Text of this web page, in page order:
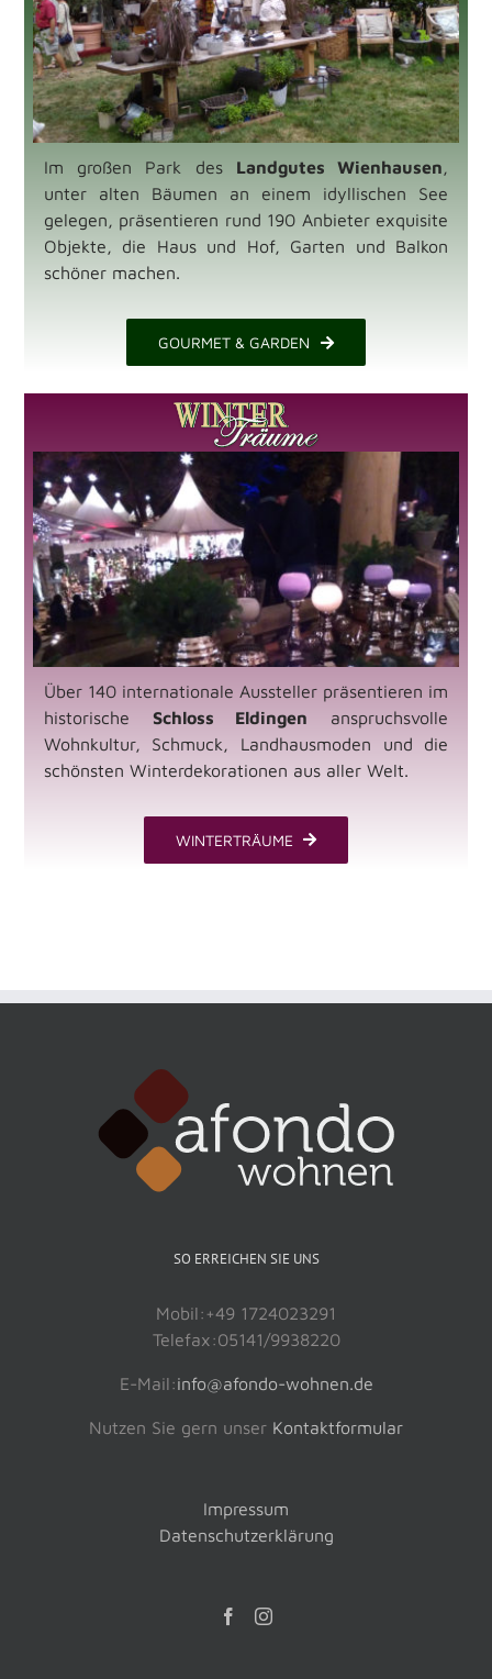
Im großen Park des Landgutes Wienhausen,
unter alten Bäumen an einem idyllischen See
gelegen, präsentieren rund 190 Anbieter exquisite
Objekte, die Haus und Hof, Garten und Balkon
schöner machen.
GOURMET & GARDEN
Über 140 internationale Aussteller präsentieren im
historische Schloss Eldingen anspruchsvolle
Wohnkultur, Schmuck, Landhausmoden und die
schönsten Winterdekorationen aus aller Welt.
WINTERTRÄUME
SO ERREICHEN SIE UNS
Mobil:+49 1724023291
Telefax:05141/9938220
E-Mail:info@afondo-wohnen.de
Nutzen Sie gern unser Kontaktformular
Impressum
Datenschutzerklärung